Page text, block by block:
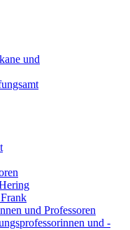
und
und Professoren
und -